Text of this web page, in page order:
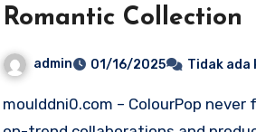
Romantic Collection
admin 01/16/2025 Tidak ada
moulddni0.com – ColourPop never fails to impress with its